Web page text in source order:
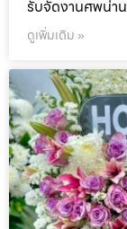
รับจัดงานศพน่า
ดูเพิ่มเติม »